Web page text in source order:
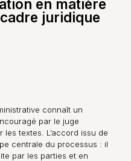
en matière
juridique
connaît un
par le juge
textes. L’accord issu de
centrale du processus : il
par les parties et en